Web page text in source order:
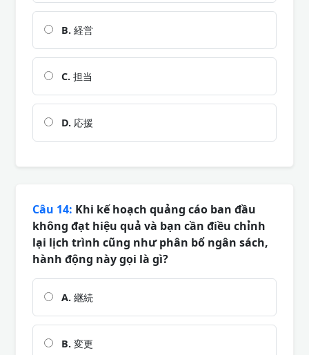
B. 経営
C. 担当
D. 応援
Câu 14: Khi kế hoạch quảng cáo ban đầu
không đạt hiệu quả và bạn cần điều chỉnh
lại lịch trình cũng như phân bổ ngân sách,
hành động này gọi là gì?
A. 継続
B. 変更